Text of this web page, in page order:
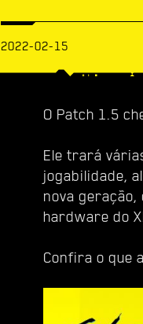
2022-02-15
O Patch 1.5
Ele trará
jogabilidade,
nova
hardware do
Confira o que